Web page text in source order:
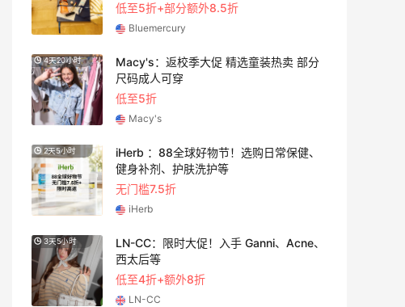
低至5折+部分额外8.5折
Bluemercury
4天20小时
Macy's：返校季大促 精选童装热卖 部分
尺码成人可穿
低至5折
Macy's
2天5小时
iHerb ：88全球好物节！选购日常保健、
健身补剂、护肤洗护等
无门槛7.5折
iHerb
3天5小时
LN-CC：限时大促！入手 Ganni、Acne、
西太后等
低至4折+额外8折
LN-CC